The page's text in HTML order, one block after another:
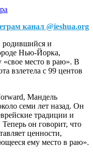
канал @ieshua.org
родившийся и
Нью-Йорка,
«свое место в раю». В
взлетела с 99 центов
Мандель
семи лет назад. Он
традиции и
он говорит, что
ценности,
ему место в раю».